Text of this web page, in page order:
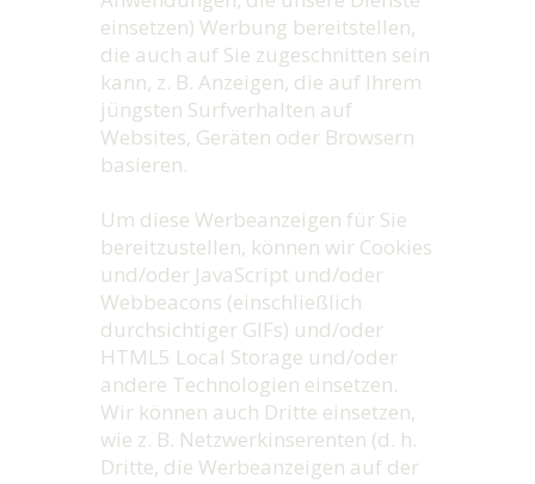
einsetzen) Werbung bereitstellen,
die auch auf Sie zugeschnitten sein
kann, z. B. Anzeigen, die auf Ihrem
jüngsten Surfverhalten auf
Websites, Geräten oder Browsern
basieren.
Um diese Werbeanzeigen für Sie
bereitzustellen, können wir Cookies
und/oder JavaScript und/oder
Webbeacons (einschließlich
durchsichtiger GIFs) und/oder
HTML5 Local Storage und/oder
andere Technologien einsetzen.
Wir können auch Dritte einsetzen,
wie z. B. Netzwerkinserenten (d. h.
Dritte, die Werbeanzeigen auf der